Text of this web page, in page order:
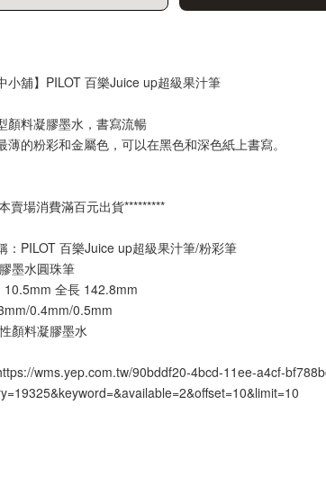
小舖】PILOT 百樂Juice up超級果汁筆
顏料凝膠墨水，書寫流暢
薄的粉彩和金屬色，可以在黑色和深色紙上書寫。
賣場消費滿百元出貨*********
：PILOT 百樂Juice up超級果汁筆/粉彩筆
墨水圓珠筆
全長 142.8mm
0.4mm/0.5mm
顏料凝膠墨水
wms.yep.com.tw/90bddf20-4bcd-11ee-a4cf-